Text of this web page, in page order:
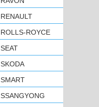
RENAULT
ROLLS-ROYCE
SEAT
SKODA
SMART
SSANGYONG